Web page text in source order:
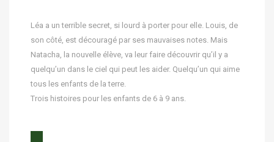
Léa a un terrible secret, si lourd à porter pour elle. Louis, de
son côté, est découragé par ses mauvaises notes. Mais
Natacha, la nouvelle élève, va leur faire découvrir qu’il y a
quelqu’un dans le ciel qui peut les aider. Quelqu’un qui aime
tous les enfants de la terre.
Trois histoires pour les enfants de 6 à 9 ans.